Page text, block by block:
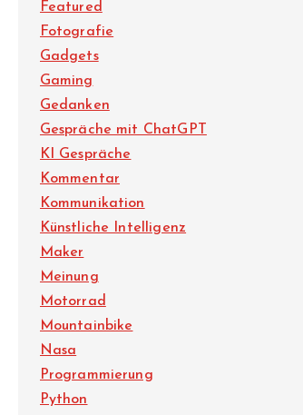
Featured
Fotografie
Gadgets
Gaming
Gedanken
Gespräche mit ChatGPT
KI Gespräche
Kommentar
Kommunikation
Künstliche Intelligenz
Maker
Meinung
Motorrad
Mountainbike
Nasa
Programmierung
Python